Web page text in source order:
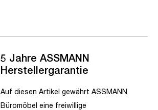
5 Jahre ASSMANN
Herstellergarantie
Auf diesen Artikel gewährt ASSMANN
Büromöbel eine freiwillige